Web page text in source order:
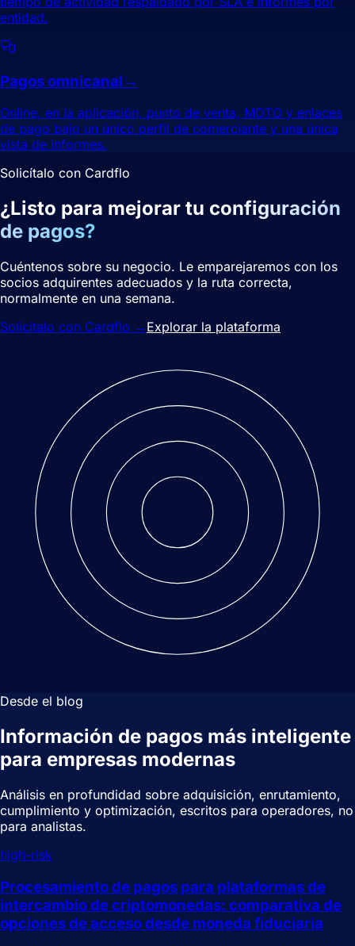
entidad.
Pagos omnicanal →
Online, en la aplicación, punto de venta, MOTO y enlaces
de pago bajo un único perfil de comerciante y una única
vista de informes.
Solicítalo con Cardflo
¿Listo para mejorar tu configuración
de pagos?
Cuéntenos sobre su negocio. Le emparejaremos con los
socios adquirentes adecuados y la ruta correcta,
normalmente en una semana.
Solicítalo con Cardflo → Explorar la plataforma
Desde el blog
Información de pagos más inteligente
para empresas modernas
Análisis en profundidad sobre adquisición, enrutamiento,
cumplimiento y optimización, escritos para operadores, no
para analistas.
high-risk
Procesamiento de pagos para plataformas de
intercambio de criptomonedas: comparativa de
opciones de acceso desde moneda fiduciaria